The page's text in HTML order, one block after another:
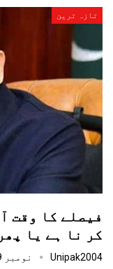
تازہ ترین
فیصلے کا وقت
کر نا ہے یا
Unipak2004 نومبر 29, 2024